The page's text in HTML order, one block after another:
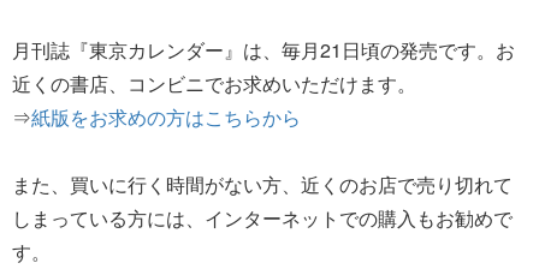
月刊誌『東京カレンダー』は、毎月21日頃の発売です。お
近くの書店、コンビニでお求めいただけます。
⇒紙版をお求めの方はこちらから
また、買いに行く時間がない方、近くのお店で売り切れて
しまっている方には、インターネットでの購入もお勧めで
す。